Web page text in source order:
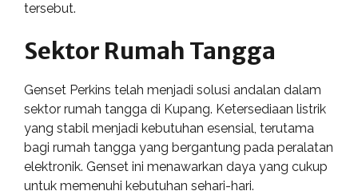
tersebut.
Sektor Rumah Tangga
Genset Perkins telah menjadi solusi andalan dalam
sektor rumah tangga di Kupang. Ketersediaan listrik
yang stabil menjadi kebutuhan esensial, terutama
bagi rumah tangga yang bergantung pada peralatan
elektronik. Genset ini menawarkan daya yang cukup
untuk memenuhi kebutuhan sehari-hari.